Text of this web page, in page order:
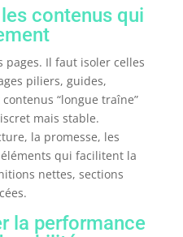
contenus qui
Il faut isoler celles
piliers, guides,
“longue traîne”
mais stable.
la promesse, les
qui facilitent la
nettes, sections
la performance